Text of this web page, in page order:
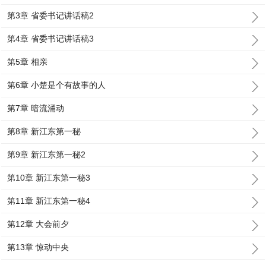
第3章 省委书记讲话稿2
第4章 省委书记讲话稿3
第5章 相亲
第6章 小楚是个有故事的人
第7章 暗流涌动
第8章 新江东第一秘
第9章 新江东第一秘2
第10章 新江东第一秘3
第11章 新江东第一秘4
第12章 大会前夕
第13章 惊动中央